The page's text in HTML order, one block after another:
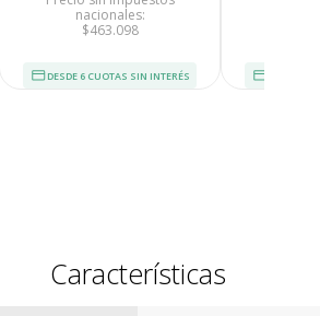
nacionales:
$463.098
DESDE 6 CUOTAS SIN INTERÉS
Características
cuentan con seguro total.
tan seguros?